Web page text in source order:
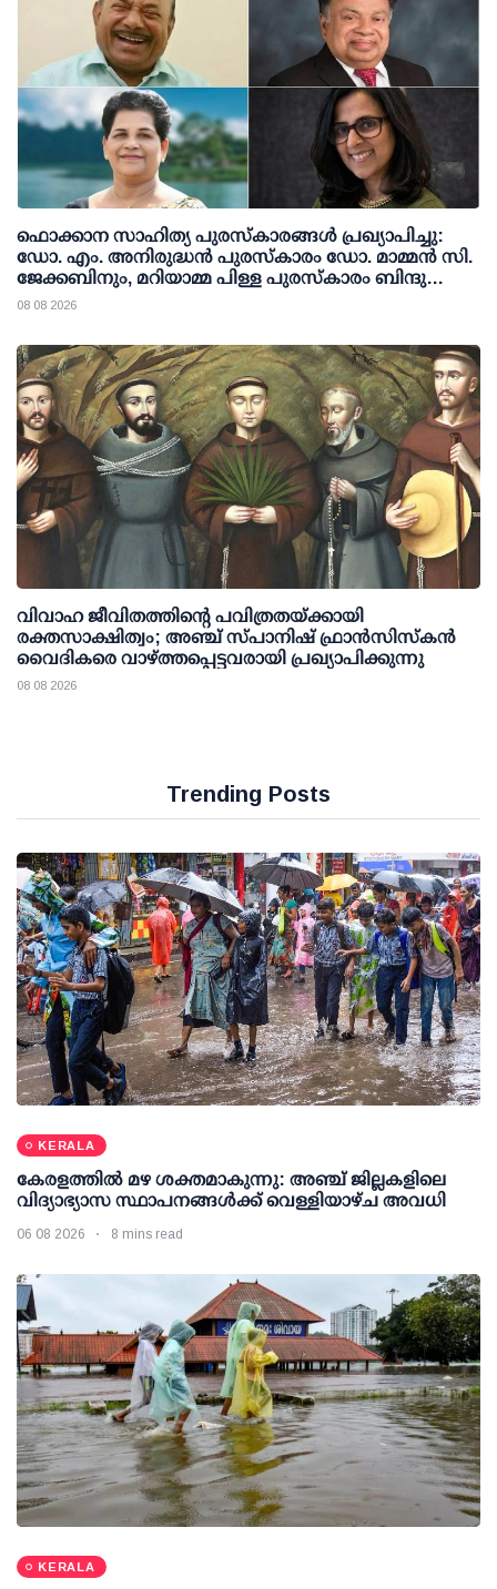
ഫൊക്കാന സാഹിത്യ പുരസ്‌കാരങ്ങള്‍ പ്രഖ്യാപിച്ചു:
ഡോ. എം. അനിരുദ്ധന്‍ പുരസ്‌കാരം ഡോ. മാമ്മന്‍ സി.
ജേക്കബിനും, മറിയാമ്മ പിള്ള പുരസ്‌കാരം ബിന്ദു
കാനയ്ക്കും
08 08 2026
വിവാഹ ജീവിതത്തിന്റെ പവിത്രതയ്ക്കായി
രക്തസാക്ഷിത്വം; അഞ്ച് സ്പാനിഷ് ഫ്രാന്‍സിസ്‌കന്‍
വൈദികരെ വാഴ്ത്തപ്പെട്ടവരായി പ്രഖ്യാപിക്കുന്നു
08 08 2026
Trending Posts
KERALA
കേരളത്തില്‍ മഴ ശക്തമാകുന്നു: അഞ്ച് ജില്ലകളിലെ
വിദ്യാഭ്യാസ സ്ഥാപനങ്ങള്‍ക്ക് വെള്ളിയാഴ്ച അവധി
06 08 2026 8 mins read
KERALA